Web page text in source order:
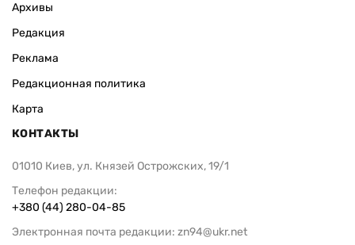
Архивы
Редакция
Реклама
Редакционная политика
Карта
КОНТАКТЫ
01010 Киев, ул. Князей Острожских, 19/1
Телефон редакции:
+380 (44) 280-04-85
Электронная почта редакции: zn94@ukr.net